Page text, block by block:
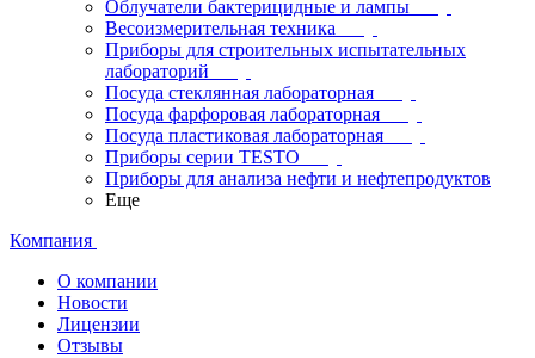
Облучатели бактерицидные и лампы
Весоизмерительная техника
Приборы для строительных испытательных
лабораторий
Посуда стеклянная лабораторная
Посуда фарфоровая лабораторная
Посуда пластиковая лабораторная
Приборы серии TESTO
Приборы для анализа нефти и нефтепродуктов
Еще
Компания
О компании
Новости
Лицензии
Отзывы